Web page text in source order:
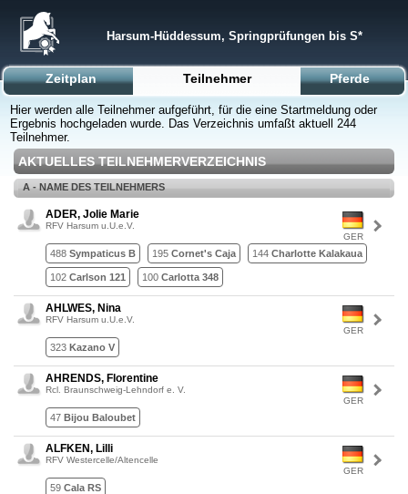
Harsum-Hüddessum, Springprüfungen bis S*
Zeitplan Teilnehmer Pferde
Hier werden alle Teilnehmer aufgeführt, für die eine Startmeldung oder
Ergebnis hochgeladen wurde. Das Verzeichnis umfaßt aktuell 244
Teilnehmer.
AKTUELLES TEILNEHMERVERZEICHNIS
A - NAME DES TEILNEHMERS
GER
ADER, Jolie Marie
RFV Harsum u.U.e.V.
488 Sympaticus B 195 Cornet's Caja 144 Charlotte Kalakaua
102 Carlson 121 100 Carlotta 348
GER
AHLWES, Nina
RFV Harsum u.U.e.V.
323 Kazano V
GER
AHRENDS, Florentine
Rcl. Braunschweig-Lehndorf e. V.
47 Bijou Baloubet
GER
ALFKEN, Lilli
RFV Westercelle/Altencelle
59 Cala RS